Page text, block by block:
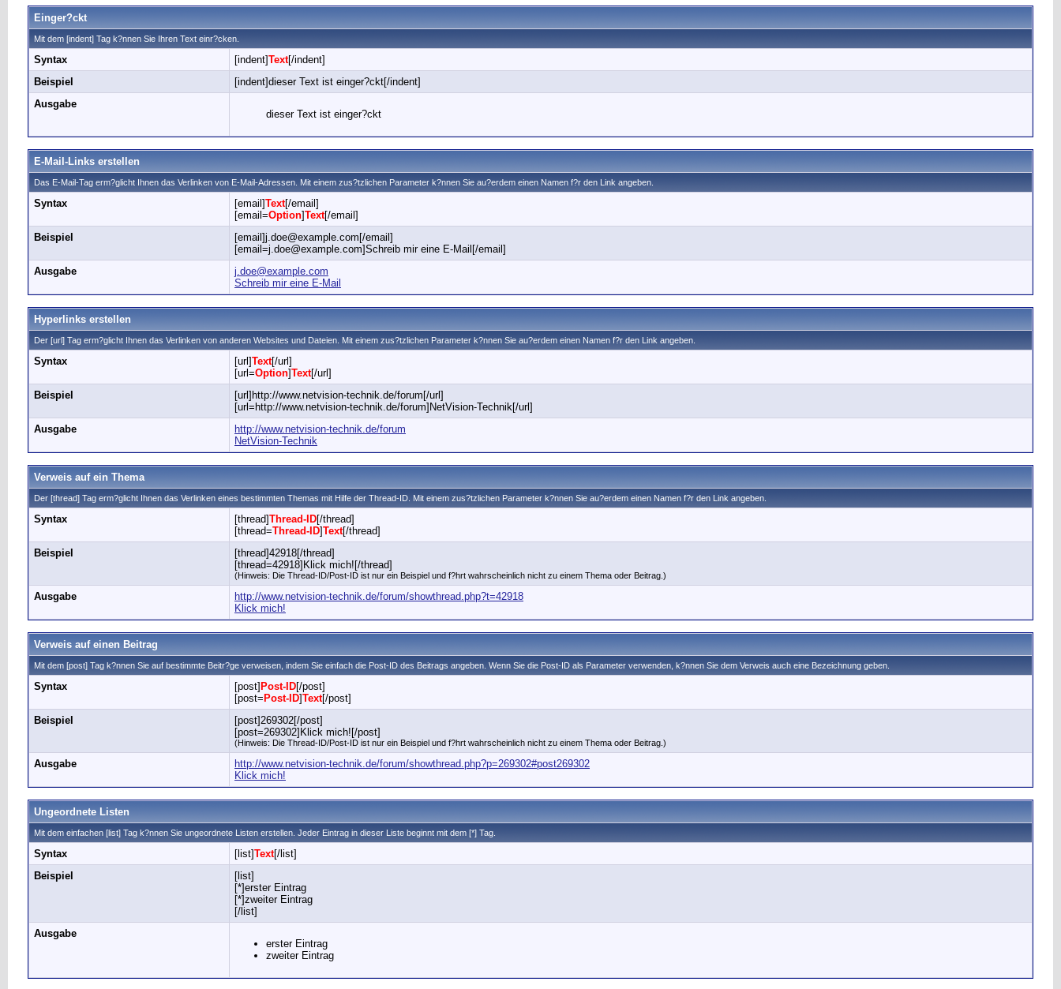
Einger?ckt
Mit dem [indent] Tag k?nnen Sie Ihren Text einr?cken.
Syntax [indent]Text[/indent]
Beispiel
[indent]dieser Text ist einger?ckt[/indent]
Ausgabe
dieser Text ist einger?ckt
E-Mail-Links erstellen
Das E-Mail-Tag erm?glicht Ihnen das Verlinken von E-Mail-Adressen. Mit einem zus?tzlichen Parameter k?nnen Sie au?erdem einen Namen f?r den Link angeben.
Syntax [email]Text[/email]
[email=Option]Text[/email]
Beispiel
[email]j.doe@example.com[/email]
[email=j.doe@example.com]Schreib mir eine E-Mail[/email]
Ausgabe
j.doe@example.com
Schreib mir eine E-Mail
Hyperlinks erstellen
Der [url] Tag erm?glicht Ihnen das Verlinken von anderen Websites und Dateien. Mit einem zus?tzlichen Parameter k?nnen Sie au?erdem einen Namen f?r den Link angeben.
Syntax [url]Text[/url]
[url=Option]Text[/url]
Beispiel
[url]http://www.netvision-technik.de/forum[/url]
[url=http://www.netvision-technik.de/forum]NetVision-Technik[/url]
Ausgabe
http://www.netvision-technik.de/forum
NetVision-Technik
Verweis auf ein Thema
Der [thread] Tag erm?glicht Ihnen das Verlinken eines bestimmten Themas mit Hilfe der Thread-ID. Mit einem zus?tzlichen Parameter k?nnen Sie au?erdem einen Namen f?r den Link angeben.
Syntax [thread]Thread-ID[/thread]
[thread=Thread-ID]Text[/thread]
Beispiel
[thread]42918[/thread]
[thread=42918]Klick mich![/thread]
(Hinweis: Die Thread-ID/Post-ID ist nur ein Beispiel und f?hrt wahrscheinlich nicht zu einem Thema oder Beitrag.)
Ausgabe
http://www.netvision-technik.de/forum/showthread.php?t=42918
Klick mich!
Verweis auf einen Beitrag
Mit dem [post] Tag k?nnen Sie auf bestimmte Beitr?ge verweisen, indem Sie einfach die Post-ID des Beitrags angeben. Wenn Sie die Post-ID als Parameter verwenden, k?nnen Sie dem Verweis auch eine Bezeichnung geben.
Syntax [post] Post-ID[/post]
[post= Post-ID]Text[/post]
Beispiel
[post]269302[/post]
[post=269302]Klick mich![/post]
(Hinweis: Die Thread-ID/Post-ID ist nur ein Beispiel und f?hrt wahrscheinlich nicht zu einem Thema oder Beitrag.)
Ausgabe
http://www.netvision-technik.de/forum/showthread.php?p=269302#post269302
Klick mich!
Ungeordnete Listen
Mit dem einfachen [list] Tag k?nnen Sie ungeordnete Listen erstellen. Jeder Eintrag in dieser Liste beginnt mit dem [*] Tag.
Syntax [list]Text[/list]
Beispiel
[list]
[*]erster Eintrag
[*]zweiter Eintrag
[/list]
Ausgabe
erster Eintrag
zweiter Eintrag